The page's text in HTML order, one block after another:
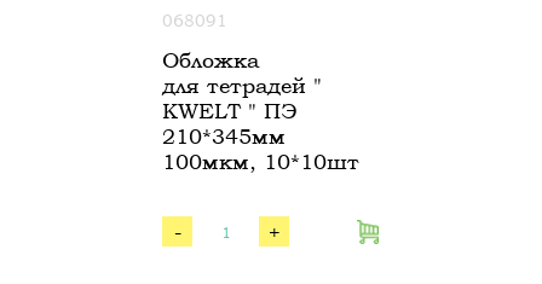
068091
Обложка
для тетрадей "
KWELT " ПЭ
210*345мм
100мкм, 10*10шт
- +